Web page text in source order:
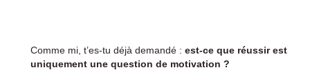
Comme mi, t’es-tu déjà demandé : est-ce que réussir est
uniquement une question de motivation ?